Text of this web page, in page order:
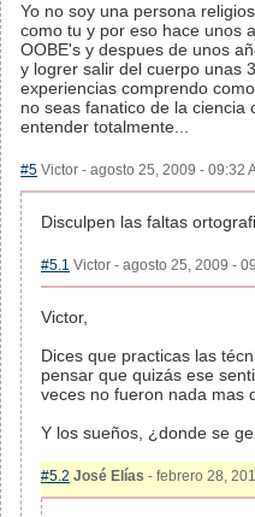
Yo no soy una persona
como tu y por eso hace unos
OOBE's y despues de unos
y logrer salir del cuerpo unas
experiencias comprendo
no seas fanatico de la
entender totalmente...
#5 Victor - agosto 25, 2009 - 09:32
Disculpen las faltas
#5.1 Victor - agosto 25, 2009 -
Victor,
Dices que practicas las
pensar que quizás ese
veces no fueron nada mas
Y los sueños, ¿donde se
#5.2 José Elías - febrero 28,